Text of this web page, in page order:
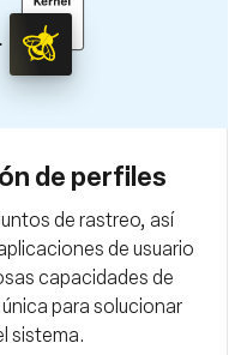
de perfiles
de rastreo, así
de usuario
capacidades de
para solucionar
sistema.